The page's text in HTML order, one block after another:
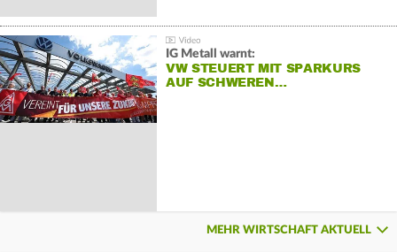
IG Metall warnt:
VW STEUERT MIT SPARKURS
AUF SCHWEREN…
MEHR WIRTSCHAFT AKTUELL